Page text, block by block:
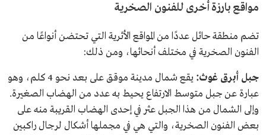
مواقع بارزة أخرى للفنون الصخرية
تضم منطقة حائل عددًا من المواقع الأثرية التي تحتضن أنواعًا من
الفنون الصخرية في مختلف أنحائها، ومن ذلك:
جبل أبرق غوث:
يقع شمال مدينة موقق على بعد نحو 4 كلم، وهو
عبارة عن جبل متوسط الارتفاع يحيط به عدد من الهضاب الصغيرة.
وإلى الشمال من هذا الجبل عثر في إحدى الهضاب القريبة منه على
بعض الفنون الصخرية، والتي هي في مجملها أشكال لرجال راكبين